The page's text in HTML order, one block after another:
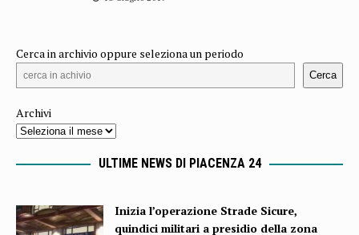
Cerca in archivio oppure seleziona un periodo
Cerca
Archivi
ULTIME NEWS DI PIACENZA 24
Inizia l’operazione Strade Sicure,
quindici militari a presidio della zona